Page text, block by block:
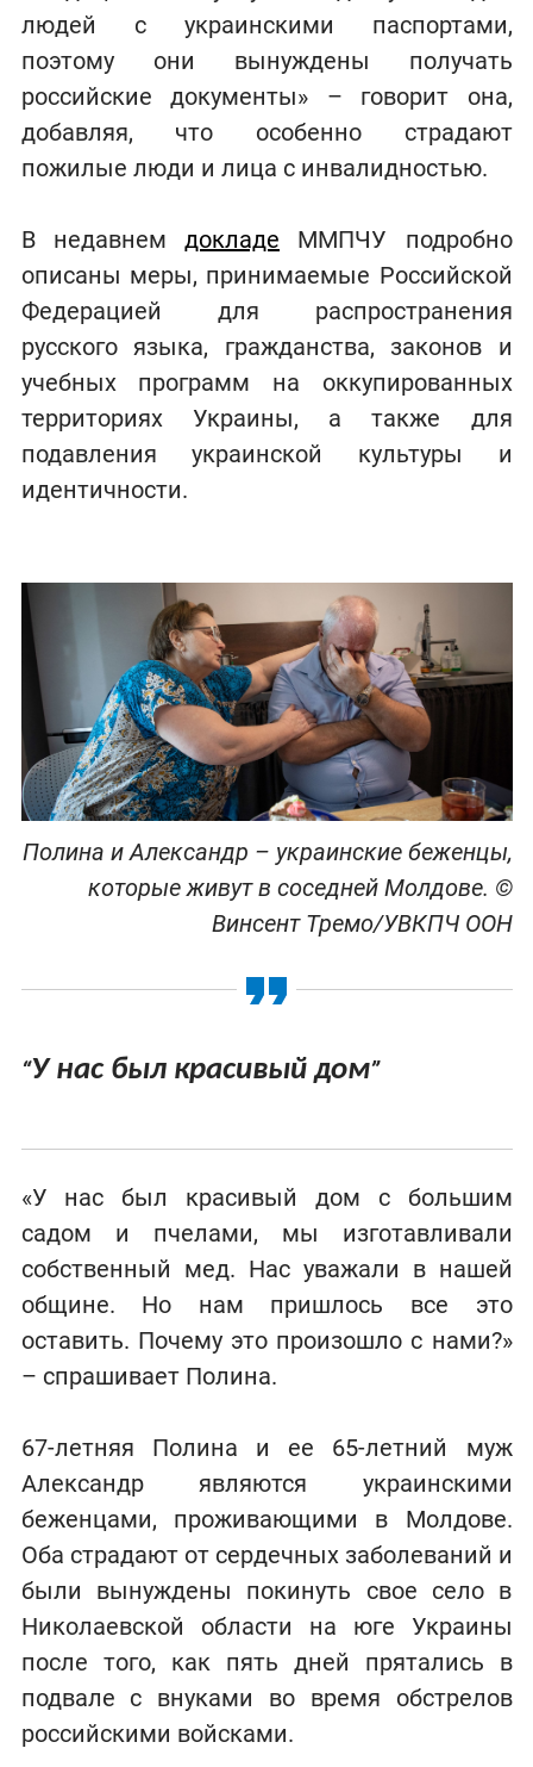
людей с украинскими паспортами,
поэтому они вынуждены получать
российские документы» – говорит она,
добавляя, что особенно страдают
пожилые люди и лица с инвалидностью.
В недавнем докладе ММПЧУ подробно
описаны меры, принимаемые Российской
Федерацией для распространения
русского языка, гражданства, законов и
учебных программ на оккупированных
территориях Украины, а также для
подавления украинской культуры и
идентичности.
Полина и Александр – украинские беженцы,
которые живут в соседней Молдове. ©
Винсент Тремо/УВКПЧ ООН
“У нас был красивый дом”
«У нас был красивый дом с большим
садом и пчелами, мы изготавливали
собственный мед. Нас уважали в нашей
общине. Но нам пришлось все это
оставить. Почему это произошло с нами?»
– спрашивает Полина.
67-летняя Полина и ее 65-летний муж
Александр являются украинскими
беженцами, проживающими в Молдове.
Оба страдают от сердечных заболеваний и
были вынуждены покинуть свое село в
Николаевской области на юге Украины
после того, как пять дней прятались в
подвале с внуками во время обстрелов
российскими войсками.